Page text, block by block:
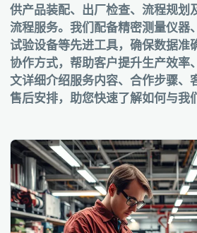
供产品装配、出厂检查、流程规划
流程服务。我们配备精密测量仪器
试验设备等先进工具，确保数据准
协作方式，帮助客户提升生产效率
文详细介绍服务内容、合作步骤、
售后安排，助您快速了解如何与我